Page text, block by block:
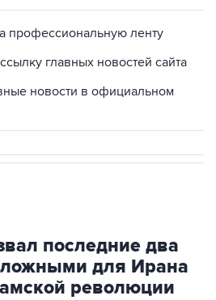
профессиональную ленту
главных новостей сайта
новости в официальном
последние два
для Ирана
революции